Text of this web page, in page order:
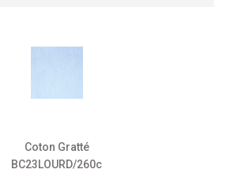
Coton Gratté
BC23LOURD/260c